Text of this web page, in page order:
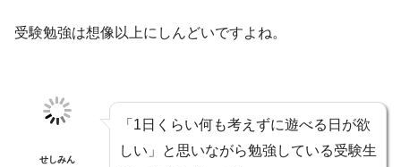
受験勉強は想像以上にしんどいですよね。
せしみん
「1日くらい何も考えずに遊べる日が欲
しい」と思いながら勉強している受験生